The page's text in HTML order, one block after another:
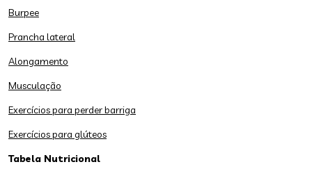
Burpee
Prancha lateral
Alongamento
Musculação
Exercícios para perder barriga
Exercícios para glúteos
Tabela Nutricional